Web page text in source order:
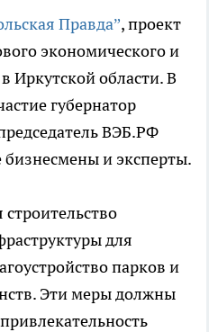
Правда”, проект
экономического и
Иркутской области. В
губернатор
ВЭБ.РФ
и эксперты.
для
парков и
Эти меры должны